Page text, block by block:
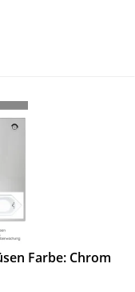
Farbe: Chrom